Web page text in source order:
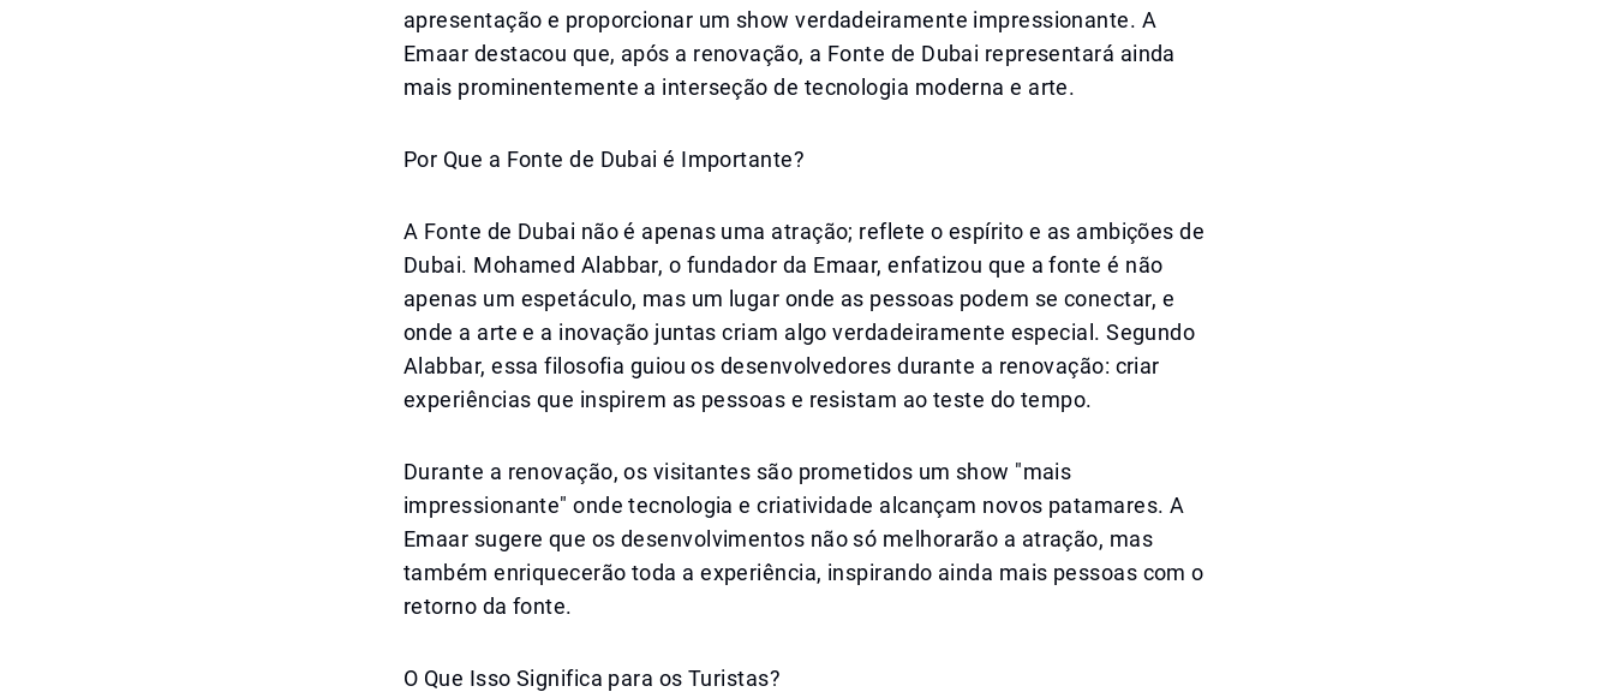
apresentação e proporcionar um show verdadeiramente impressionante. A
Emaar destacou que, após a renovação, a Fonte de Dubai representará ainda
mais prominentemente a interseção de tecnologia moderna e arte.
Por Que a Fonte de Dubai é Importante?
A Fonte de Dubai não é apenas uma atração; reflete o espírito e as ambições de
Dubai. Mohamed Alabbar, o fundador da Emaar, enfatizou que a fonte é não
apenas um espetáculo, mas um lugar onde as pessoas podem se conectar, e
onde a arte e a inovação juntas criam algo verdadeiramente especial. Segundo
Alabbar, essa filosofia guiou os desenvolvedores durante a renovação: criar
experiências que inspirem as pessoas e resistam ao teste do tempo.
Durante a renovação, os visitantes são prometidos um show "mais
impressionante" onde tecnologia e criatividade alcançam novos patamares. A
Emaar sugere que os desenvolvimentos não só melhorarão a atração, mas
também enriquecerão toda a experiência, inspirando ainda mais pessoas com o
retorno da fonte.
O Que Isso Significa para os Turistas?